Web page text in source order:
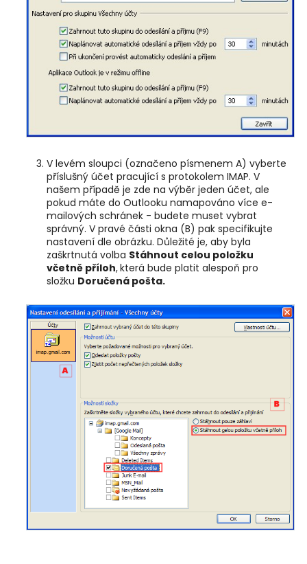
V levém sloupci (označeno písmenem A) vyberte
příslušný účet pracující s protokolem IMAP. V
našem případě je zde na výběr jeden účet, ale
pokud máte do Outlooku namapováno více e-
mailových schránek - budete muset vybrat
správný. V pravé části okna (B) pak specifikujte
nastavení dle obrázku. Důležité je, aby byla
zaškrtnutá volba Stáhnout celou položku
včetně příloh,která bude platit alespoň pro
složku Doručená pošta.